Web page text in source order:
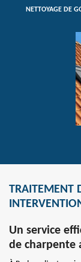
NETTOYAGE DE
TRAITEMENT
Un service
de charpente